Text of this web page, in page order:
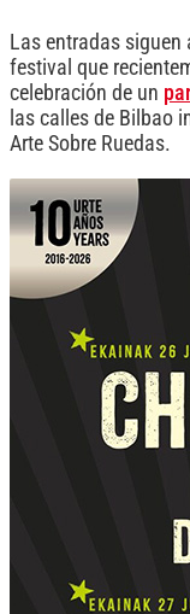
Las entradas siguen
festival que
celebración de un
las calles de Bilbao
Arte Sobre Ruedas.